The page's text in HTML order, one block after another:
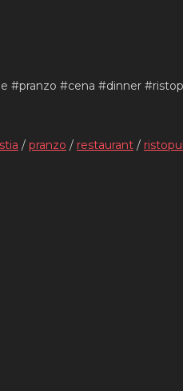
#pranzo #cena #dinner
/ pranzo / restaurant /